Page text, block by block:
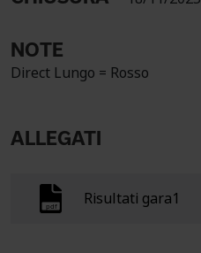
NOTE
Direct Lungo = Rosso
ALLEGATI
Risultati gara1